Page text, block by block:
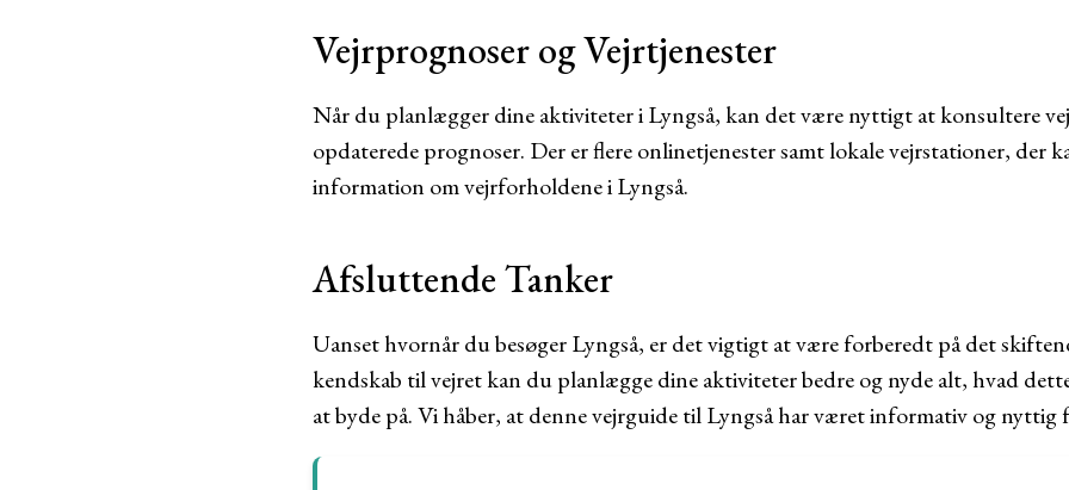
Vejrprognoser og Vejrtjenester
Når du planlægger dine aktiviteter i Lyngså, kan det være nyttigt at konsultere
opdaterede prognoser. Der er flere onlinetjenester samt lokale vejrstationer, der
information om vejrforholdene i Lyngså.
Afsluttende Tanker
Uanset hvornår du besøger Lyngså, er det vigtigt at være forberedt på det
kendskab til vejret kan du planlægge dine aktiviteter bedre og nyde alt, hvad
at byde på. Vi håber, at denne vejrguide til Lyngså har været informativ og nyttig